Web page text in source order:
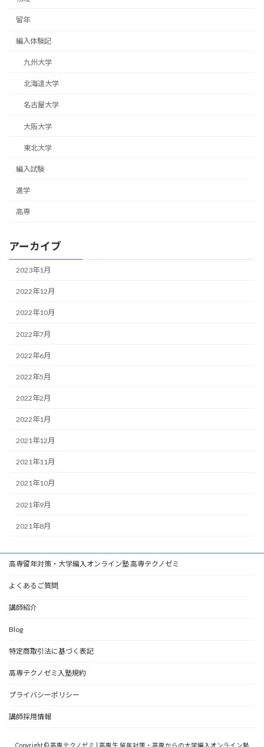
留年
編入体験記
九州大学
北海道大学
名古屋大学
大阪大学
東北大学
編入試験
進学
高専
アーカイブ
2023年1月
2022年12月
2022年10月
2022年7月
2022年6月
2022年5月
2022年2月
2022年1月
2021年12月
2021年11月
2021年10月
2021年9月
2021年8月
高専留年対策・大学編入オンライン塾 高専テクノゼミ
よくあるご質問
講師紹介
Blog
特定商取引法に基づく表記
高専テクノゼミ入塾規約
プライバシーポリシー
講師採用情報
Copyright © 高専テクノゼミ | 高専生 留年対策・高専からの大学編入オンライン塾